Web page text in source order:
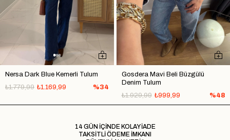
Nersa Dark Blue Kemerli Tulum
₺1.169,99
₺1.779,99 %34
Gosdera Mavi Beli Büzgülü
Denim Tulum
₺999,99
₺1.929,99 %48
14 GÜN İÇİNDE KOLAY İADE
TAKSİTLİ ÖDEME İMKANI